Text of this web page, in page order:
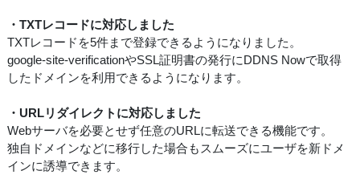
・TXTレコードに対応しました
TXTレコードを5件まで登録できるようになりました。
google-site-verificationやSSL証明書の発行にDDNS Nowで取得
したドメインを利用できるようになります。
・URLリダイレクトに対応しました
Webサーバを必要とせず任意のURLに転送できる機能です。
独自ドメインなどに移行した場合もスムーズにユーザを新ドメ
インに誘導できます。